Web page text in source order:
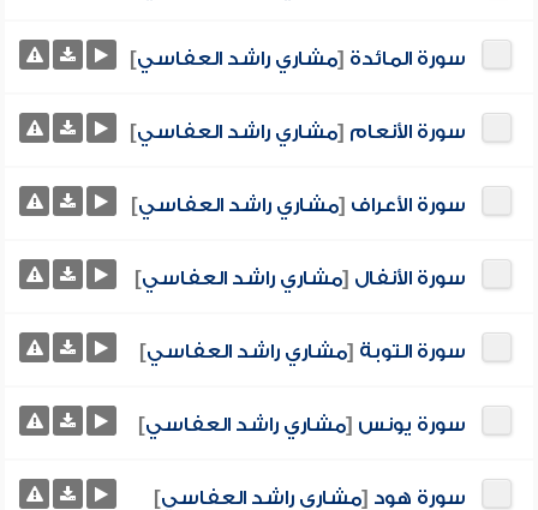
سورة المائدة [مشاري راشد العفاسي]
سورة الأنعام [مشاري راشد العفاسي]
سورة الأعراف [مشاري راشد العفاسي]
سورة الأنفال [مشاري راشد العفاسي]
سورة التوبة [مشاري راشد العفاسي]
سورة يونس [مشاري راشد العفاسي]
سورة هود [مشاري راشد العفاسي]